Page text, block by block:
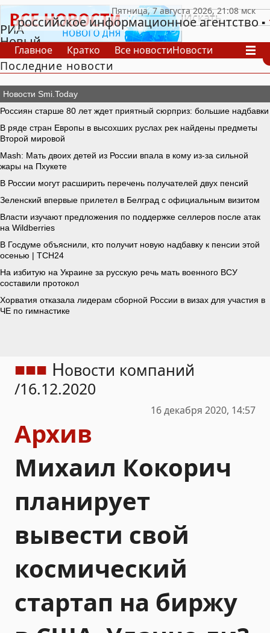
РИА
Новый
День
российское информационное агентство
Главное Кратко Все новостиНовости
В России
В мире
СпецпроектыПроекты Архив
Последние новости
Новости компаний
16.12.2020
16 декабря 2020, 14:57
Архив
Михаил Кокорич
планирует
вывести свой
космический
стартап на биржу